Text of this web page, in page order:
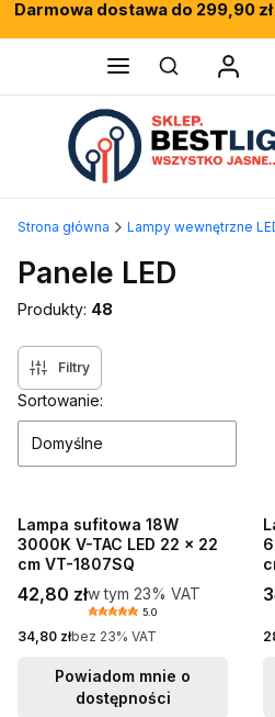
Darmowa dostawa do 299,90 zł
Rewelacyjne opinie klientów
Fachowe doradztwo
Otwórz
Strona główna Lampy wewnętrzne
Panele LED
Produkty: 48
Filtry
Lista produktów
Sortowanie:
Domyślne
Lampa sufitowa 18W
3000K V-TAC LED 22 x 22
cm VT-1807SQ
Cena brutto
42,80 złw tym %s VAT
w tym 23% VAT
5.0
Cena netto
34,80 złbez 23% VAT
Powiadom mnie o
dostępności